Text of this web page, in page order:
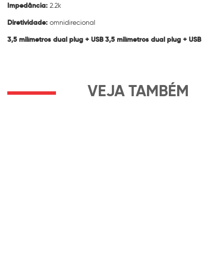
Impedância: 2.2k
Diretividade: omnidirecional
3,5 milímetros dual plug + USB 3,5 milímetros dual plug + USB
VEJA TAMBÉM